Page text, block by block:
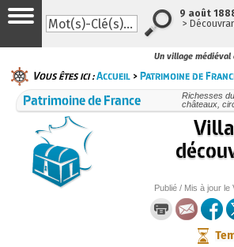
Un village médiéval
Vous êtes ici :Accueil >Patrimoine de
Patrimoine de France
Richesses
châteaux,
Publié / Mis à jour le
9 août
>